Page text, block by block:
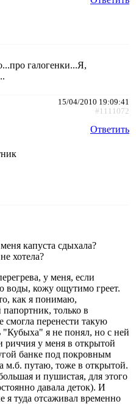
галогенки...Я,
15/04/2010 19:09:41
#1111072
Ответить
капуста сдыхала?
хотела?
у меня, если
воды, кожу ощутимо греет.
как я понимаю,
только в
смогла перенести такую
"Кубыха" я не понял, но с ней
риччия у меня в открытой
банке под покровным
м.б. путаю, тоже в открытой.
и пушистая, для этого
давала деток). И
я туда отсаживал временно